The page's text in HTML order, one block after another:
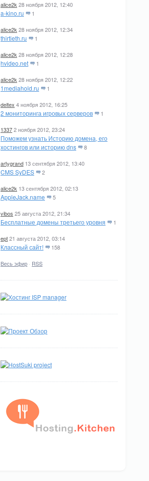
alice2k 28 ноября 2012, 12:40
a-kino.ru 1
alice2k 28 ноября 2012, 12:34
thirtieth.ru 1
alice2k 28 ноября 2012, 12:28
hvideo.net 1
alice2k 28 ноября 2012, 12:22
1mediahold.ru 1
deltex 4 ноября 2012, 16:25
2 мониторинга игровых серверов 1
13372 ноября 2012, 23:24
Поможем узнать Историю домена, его
хостингов или историю dns
8
artygrand 13 сентября 2012, 13:40
CMS SyDES 2
alice2k 13 сентября 2012, 02:13
AppleJack.name 5
vibos 25 августа 2012, 21:34
Бесплатные домены третьего уровня 1
ept21 августа 2012, 03:14
Классный сайт! 158
Весь эфир · RSS